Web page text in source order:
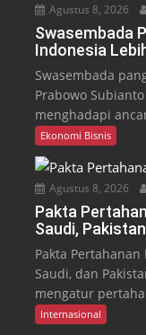
Agustus 8, 2026
Swasembada
Indonesia
Swasembada
Prabowo
menghadapi
Ekonomi Bisnis
Agustus 8, 2026
Pakta
Saudi, Pakistan
Pakta
Saudi, dan
mengatur
Internasional